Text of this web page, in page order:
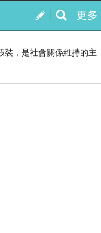
我的
裝，是社會關係維持的主